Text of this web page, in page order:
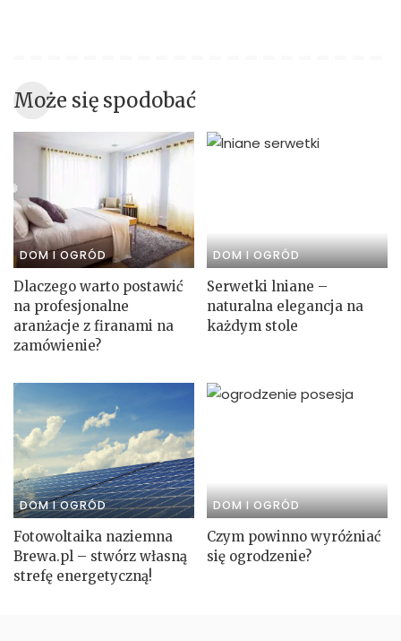
Może się spodobać
DOM I OGRÓD
Dlaczego warto postawić
na profesjonalne
aranżacje z firanami na
zamówienie?
DOM I OGRÓD
Serwetki lniane –
naturalna elegancja na
każdym stole
DOM I OGRÓD
Fotowoltaika naziemna
Brewa.pl – stwórz własną
strefę energetyczną!
DOM I OGRÓD
Czym powinno wyróżniać
się ogrodzenie?